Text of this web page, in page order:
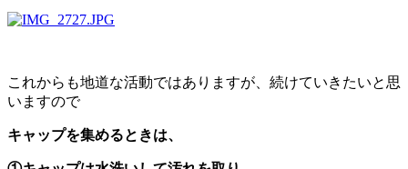
これからも地道な活動ではありますが、続けていきたいと思
いますので
キャップを集めるときは、